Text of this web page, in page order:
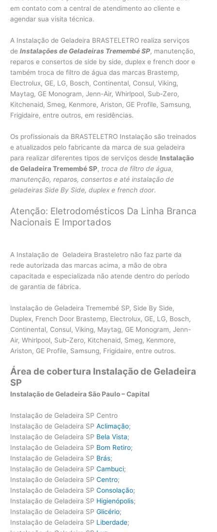
em contato com a central de atendimento ao cliente e
agendar sua visita técnica.
A Instalação de Geladeira BRASTELETRO realiza serviços
deInstalações de Geladeiras Tremembé SP, manutenção,
reparos e consertos de side by side, duplex e french door e
também troca de filtro de água das marcas Brastemp,
Electrolux, GE, LG, Bosch, Continental, Consul, Viking,
Maytag, GE Monogram, Jenn-Air, Whirlpool, Sub-Zero,
Kitchenaid, Smeg, Kenmore, Ariston, GE Profile, Samsung,
Frigidaire, entre outros, em residências.
Os profissionais da BRASTELETRO Instalação são treinados
e atualizados pelo fabricante da marca de sua geladeira
para realizar diferentes tipos de serviços desde Instalação
de Geladeira Tremembé SP, troca de filtro de água,
manutenção, reparos, consertos e até instalação de
geladeiras Side By Side, duplex e french door.
Atenção: Eletrodomésticos Da Linha Branca
Nacionais E Importados
A Instalação de Geladeira Brasteletro não faz parte da
rede autorizada das marcas acima, a mão de obra
capacitada e especializada não atende dentro do período
de garantia de fábrica.
Instalação de Geladeira Tremembé SP, Side By Side,
Duplex, French Door Brastemp, Electrolux, GE, LG, Bosch,
Continental, Consul, Viking, Maytag, GE Monogram, Jenn-
Air, Whirlpool, Sub-Zero, Kitchenaid, Smeg, Kenmore,
Ariston, GE Profile, Samsung, Frigidaire, entre outros.
Área de cobertura Instalação de Geladeira
SP
Instalação de Geladeira São Paulo – Capital
Instalação de Geladeira SP Centro
Instalação de Geladeira SPAclimação;
Instalação de Geladeira SP Bela Vista;
Instalação de Geladeira SP Bom Retiro;
Instalação de Geladeira SP Brás;
Instalação de Geladeira SPCambuci;
Instalação de Geladeira SPCentro;
Instalação de Geladeira SPConsolação;
Instalação de Geladeira SP Higienópolis;
Instalação de Geladeira SPGlicério;
Instalação de Geladeira SP Liberdade;